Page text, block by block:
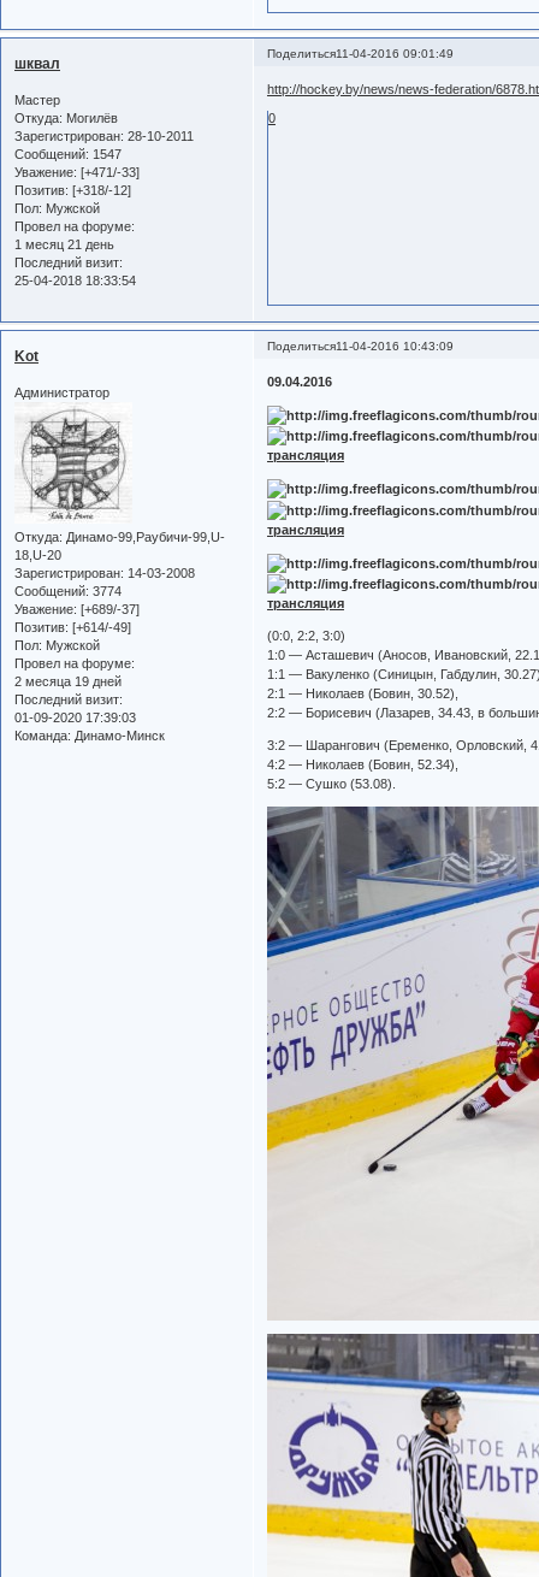
Поделиться11-04-2016 09:01:49
шквал
Мастер
Откуда: Могилёв
Зарегистрирован: 28-10-2011
Сообщений: 1547
Уважение: [+471/-33]
Позитив: [+318/-12]
Пол: Мужской
Провел на форуме:
1 месяц 21 день
Последний визит:
25-04-2018 18:33:54
http://hockey.by/news/news-federation/
0
Поделиться11-04-2016 10:43:09
Kot
Администратор
Откуда: Динамо-99,Раубичи-99,U-
18,U-20
Зарегистрирован: 14-03-2008
Сообщений: 3774
Уважение: [+689/-37]
Позитив: [+614/-49]
Пол: Мужской
Провел на форуме:
2 месяца 19 дней
Последний визит:
01-09-2020 17:39:03
Команда: Динамо-Минск
09.04.2016
трансляция
трансляция
трансляция
(0:0, 2:2, 3:0)
1:0 — Асташевич (Аносов, Ивановский,
1:1 — Вакуленко (Синицын, Габдулин,
2:1 — Николаев (Бовин, 30.52),
2:2 — Борисевич (Лазарев, 34.43, в
3:2 — Шарангович (Еременко, Орловский,
4:2 — Николаев (Бовин, 52.34),
5:2 — Сушко (53.08).